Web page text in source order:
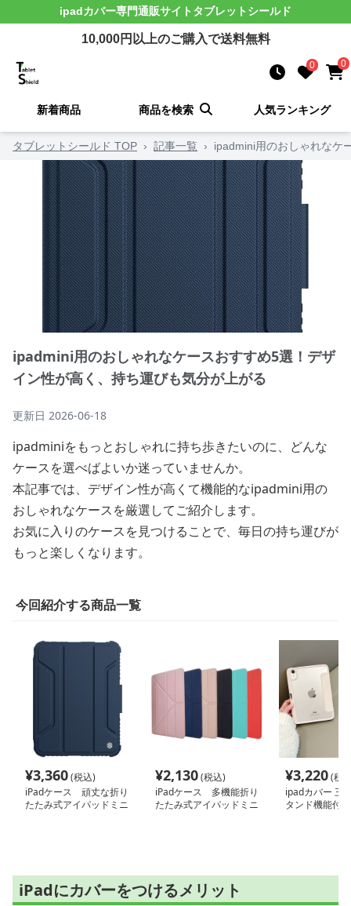
ipadカバー専門通販サイト タブレットシールド
10,000円以上のご購入で送料無料
0 0
新着商品 商品を検索 人気ランキング
タブレットシールド TOP › 記事一覧 › ipadmini用のおしゃれなケ
ipadmini用のおしゃれなケースおすすめ5選！デザ
イン性が高く、持ち運びも気分が上がる
更新日 2026-06-18
ipadminiをもっとおしゃれに持ち歩きたいのに、どんな
ケースを選べばよいか迷っていませんか。
本記事では、デザイン性が高くて機能的なipadmini用の
おしゃれなケースを厳選してご紹介します。
お気に入りのケースを見つけることで、毎日の持ち運びが
もっと楽しくなります。
今回紹介する商品一覧
¥3,360(税込)
iPadケース 頑丈な折り
たたみ式アイパッドミニ
¥2,130(税込)
iPadケース 多機能折り
たたみ式アイパッドミニ
¥3,220(税
ipadカバー 三
タンド機能付
iPadにカバーをつけるメリット